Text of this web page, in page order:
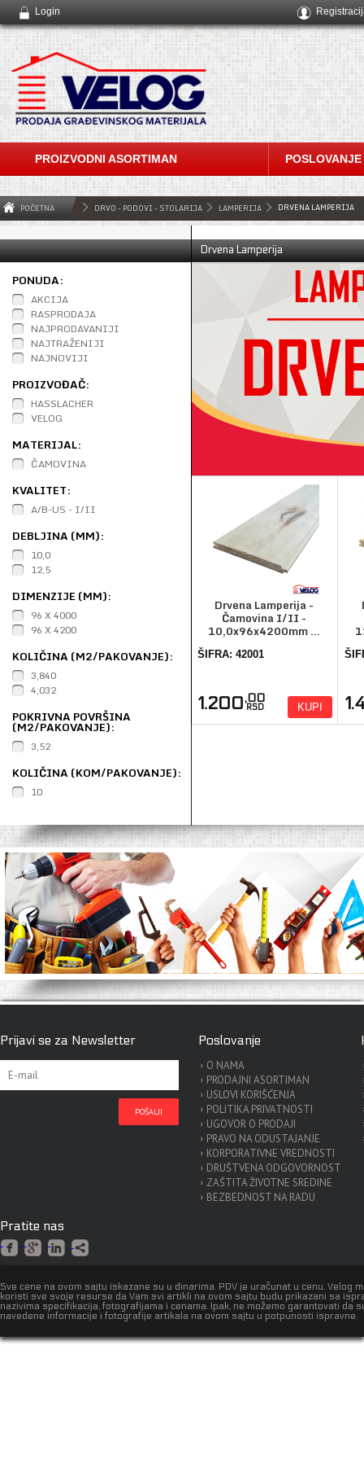
Login
PROIZVODNI ASORTIMAN POSLOVANJE
POČETNA DRVO - PODOVI - STOLARIJA LAMPERIJA DRVENA LAMPERIJA
PONUDA:
AKCIJA
RASPRODAJA
NAJPRODAVANIJI
NAJTRAŽENIJI
NAJNOVIJI
PROIZVOĐAČ:
HASSLACHER
VELOG
MATERIJAL:
ČAMOVINA
KVALITET:
A/B-US - I/II
DEBLJINA (MM):
10,0
12,5
DIMENZIJE (MM):
96 X 4000
96 X 4200
KOLIČINA (M2/PAKOVANJE):
3,840
4,032
POKRIVNA POVRŠINA
(M2/PAKOVANJE):
3,52
KOLIČINA (KOM/PAKOVANJE):
10
Drvena Lamperija
Drvena Lamperija -
Čamovina I/II -
10,0x96x4200mm ...
ŠIFRA: 42001
1.200,00
RSD KUPI
Prijavi se za Newsletter Poslovanje
O NAMA
PRODAJNI ASORTIMAN
USLOVI KORIŠĆENJA
POLITIKA PRIVATNOSTI
UGOVOR O PRODAJI
PRAVO NA ODUSTAJANJE
KORPORATIVNE VREDNOSTI
DRUŠTVENA ODGOVORNOST
ZAŠTITA ŽIVOTNE SREDINE
BEZBEDNOST NA RADU
Pratite nas
Sve cene na ovom sajtu iskazane su u dinarima. PDV je uračunat u cenu. Velog
koristi sve svoje resurse da Vam svi artikli na ovom sajtu budu prikazani sa
nazivima specifikacija, fotografijama i cenama. Ipak, ne možemo garantovati da
navedene informacije i fotografije artikala na ovom sajtu u potpunosti ispravne.